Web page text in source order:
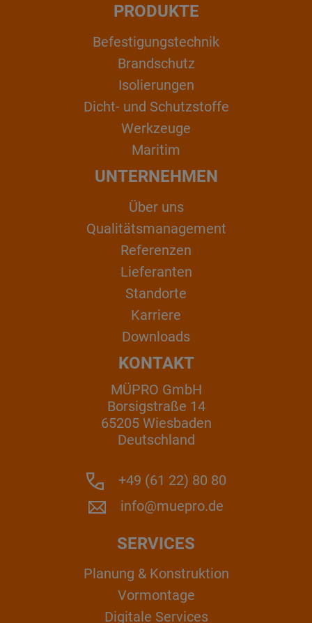
PRODUKTE
Befestigungstechnik
Brandschutz
Isolierungen
Dicht- und Schutzstoffe
Werkzeuge
Maritim
UNTERNEHMEN
Über uns
Qualitätsmanagement
Referenzen
Lieferanten
Standorte
Karriere
Downloads
KONTAKT
MÜPRO GmbH
Borsigstraße 14
65205 Wiesbaden
Deutschland
+49 (61 22) 80 80
info@muepro.de
SERVICES
Planung & Konstruktion
Vormontage
Digitale Services